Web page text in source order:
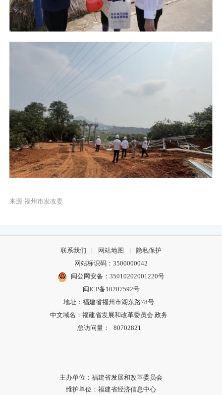
来源:福州市发改委
联系我们 | 网站地图 |
隐私保护
网站标识码：3500000042
闽公网安备：35010202001220号
闽ICP备10207592号
地址：福建省福州市湖东路78号
中文域名：福建省发展和改革委员会.政务
总访问量：
80702821
主办单位：福建省发展和改革委员会
维护单位：福建省经济信息中心